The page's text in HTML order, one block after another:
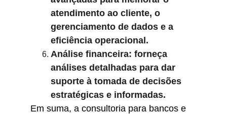
atendimento ao cliente, o
gerenciamento de dados e a
eficiência operacional.
Análise financeira: forneça
análises detalhadas para dar
suporte à tomada de decisões
estratégicas e informadas.
Em suma, a consultoria para bancos e